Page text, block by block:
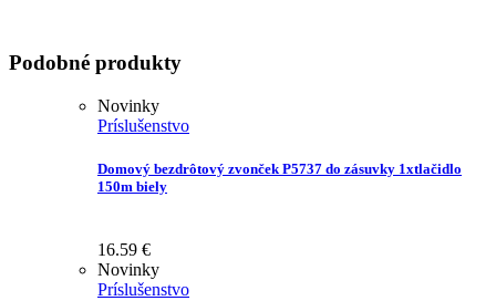
Podobné produkty
Novinky
Príslušenstvo
Domový bezdrôtový zvonček P5737 do zásuvky 1xtlačidlo
150m biely
16.59 €
Novinky
Príslušenstvo